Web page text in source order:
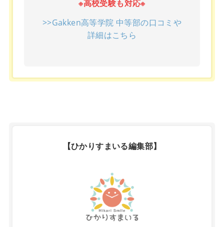
※高校受験も対応※
>>Gakken高等学院 中等部の口コミや
詳細はこちら
【ひかりすまいる編集部】